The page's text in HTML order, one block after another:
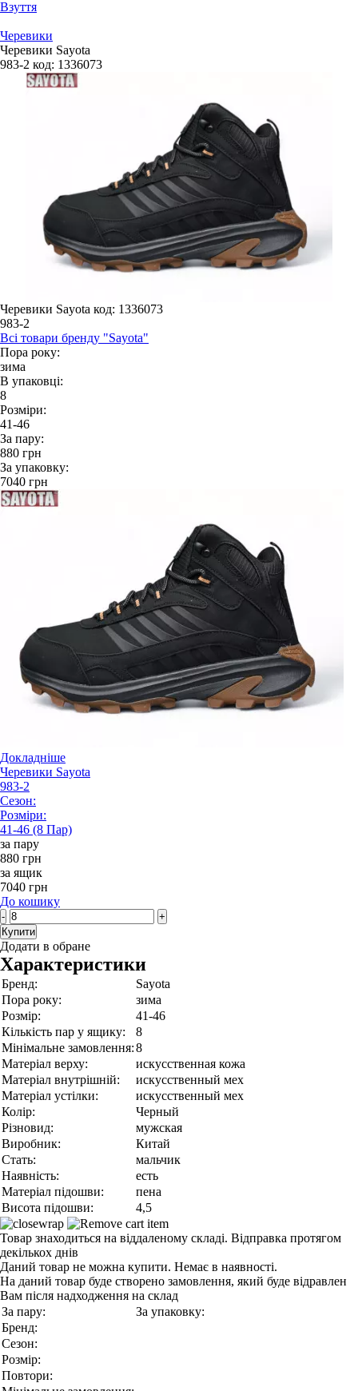
Взуття
Черевики
Черевики Sayota
983-2 код: 1336073
Черевики Sayota код: 1336073
983-2
Всі товари бренду "Sayota"
Пора року:
зима
В упаковці:
8
Розміри:
41-46
За пару:
880 грн
За упаковку:
7040 грн
Докладніше
Черевики Sayota
983-2
Сезон:
Розміри:
41-46 (8 Пар)
за пару
880 грн
за ящик
7040 грн
До кошику
-
+
Купити
Додати в обране
Характеристики
Бренд:
Sayota
Пора року:
зима
Розмір:
41-46
Кількість пар у ящику:
8
Мінімальне замовлення:8
Матеріал верху:
искусственная кожа
Матеріал внутрішній:
искусственный мех
Матеріал устілки:
искусственный мех
Колір:
Черный
Різновид:
мужская
Виробник:
Китай
Стать:
мальчик
Наявність:
есть
Матеріал підошви:
пена
Висота підошви:
4,5
Товар знаходиться на віддаленому складі. Відправка протягом
декількох днів
Даний товар не можна купити. Немає в наявності.
На даний товар буде створено замовлення, який буде відравлен
Вам після надходження на склад
За пару:
За упаковку:
Бренд:
Сезон:
Розмір:
Повтори: